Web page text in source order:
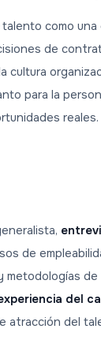
como
de
cultura
para la
reales.
de
metodologías
del
atracción del